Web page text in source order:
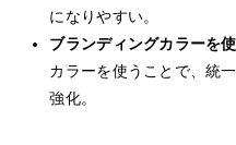
になりやすい。
ブランディングカラーを
カラーを使うことで、統
強化。